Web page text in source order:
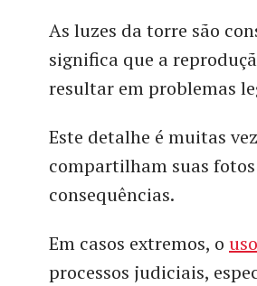
As luzes da torre são
significa que a
resultar em problemas
Este detalhe é muitas
compartilham suas fotos
consequências.
Em casos extremos, o
processos judiciais,